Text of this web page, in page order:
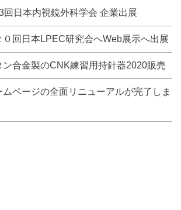
回日本内視鏡外科学会 企業出展
０回日本LPEC研究会へWeb展示へ出展
ン合金製のCNK練習用持針器2020販売
ムページの全面リニューアルが完了しま